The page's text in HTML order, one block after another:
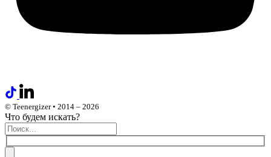
© Teenergizer • 2014 – 2026
Что будем искать?